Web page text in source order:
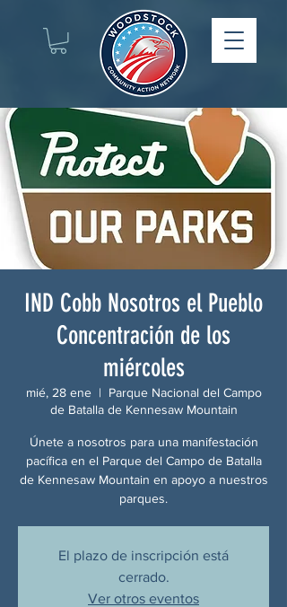
IND Cobb Nosotros el Pueblo
Concentración de los
miércoles
mié, 28 ene
  |
Parque Nacional del Campo
de Batalla de Kennesaw Mountain
Únete a nosotros para una manifestación
pacífica en el Parque del Campo de Batalla
de Kennesaw Mountain en apoyo a nuestros
parques.
El plazo de inscripción está
cerrado.
Ver otros eventos